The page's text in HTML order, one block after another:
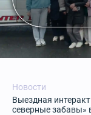
Новости
Выездная
северные забавы»